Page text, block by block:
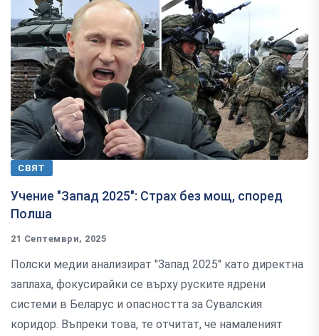
СВЯТ
Учение "Запад 2025": Страх без мощ, според
Полша
21 Септември, 2025
Полски медии анализират "Запад 2025" като директна
заплаха, фокусирайки се върху руските ядрени
системи в Беларус и опасността за Сувалския
коридор. Въпреки това, те отчитат, че намаленият